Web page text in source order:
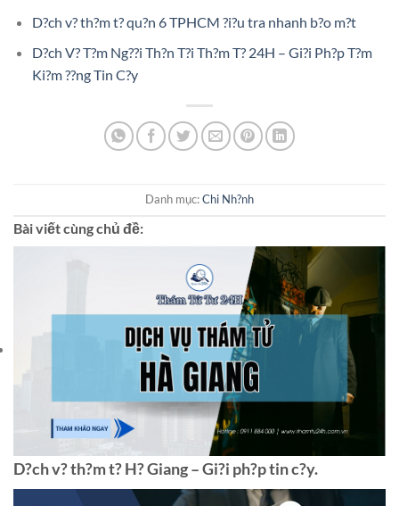
D?ch v? th?m t? qu?n 6 TPHCM ?i?u tra nhanh b?o m?t
D?ch V? T?m Ng??i Th?n T?i Th?m T? 24H – Gi?i Ph?p T?m
Ki?m ??ng Tin C?y
Danh mục:Chi Nh?nh
Bài viết cùng chủ đề:
D?ch v? th?m t? H? Giang – Gi?i ph?p tin c?y.